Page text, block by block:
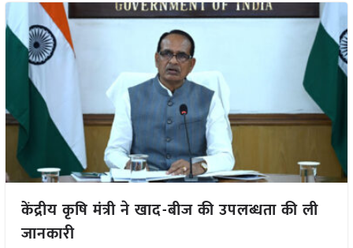
केंद्रीय कृषि मंत्री ने खाद-बीज की उपलब्धता की ली
जानकारी